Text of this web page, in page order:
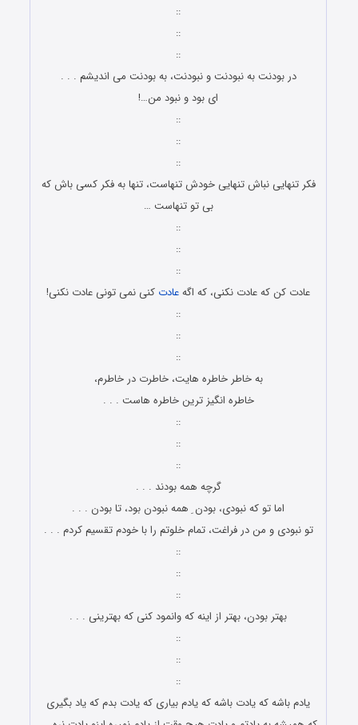
::
::
::
در بودنت به نبودنت و نبودنت، به بودنت می اندیشم . . .
ای بود و نبود من…!
::
::
::
فکر تنهایی نباش تنهایی خودش تنهاست، تنها به فکر کسی باش که
بی تو تنهاست …
::
::
::
عادت کن که عادت نکنی، که اگهعادت کنی نمی تونی عادت نکنی!
::
::
::
به خاطر خاطره هایت، خاطرت در خاطرم،
خاطره انگیز ترین خاطره هاست . . .
::
::
::
گرچه همه بودند . . .
اما تو که نبودی، بودن ِ همه نبودن بود، تا بودن . . .
تو نبودی و من در فراغت، تمام خلوتم را با خودم تقسیم کردم . . .
::
::
::
بهتر بودن، بهتر از اینه که وانمود کنی که بهترینی . . .
::
::
::
یادم باشه که یادت باشه که یادم بیاری که یادت بدم که یاد بگیری